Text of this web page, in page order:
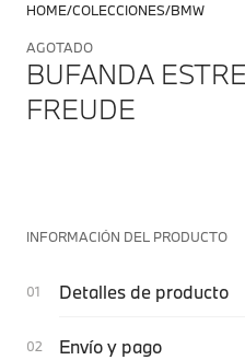
HOME COLECCIONES BMW
AGOTADO
BUFANDA
FREUDE
INFORMACIÓN DEL PRODUCTO
Detalles de producto
Envío y pago